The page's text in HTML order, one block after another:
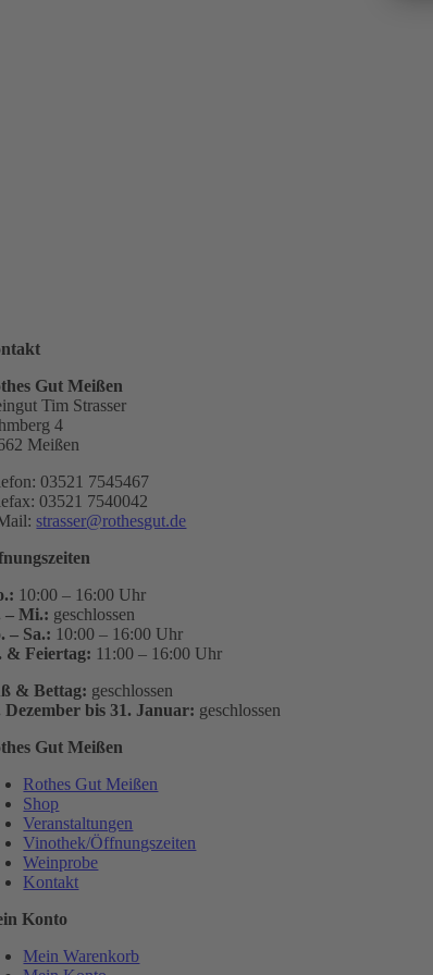
Gut Meißen
Tim Strasser
4
Meißen
03521 7545467
03521 7540042
strasser@rothesgut.de
10:00 – 16:00 Uhr
– Mi.: geschlossen
– Sa.: 10:00 – 16:00 Uhr
& Feiertag: 11:00 – 16:00 Uhr
& Bettag: geschlossen
Dezember bis 31. Januar: geschlossen
Gut Meißen
Rothes Gut Meißen
Shop
Veranstaltungen
Vinothek/Öffnungszeiten
Weinprobe
Kontakt
Konto
Mein Warenkorb